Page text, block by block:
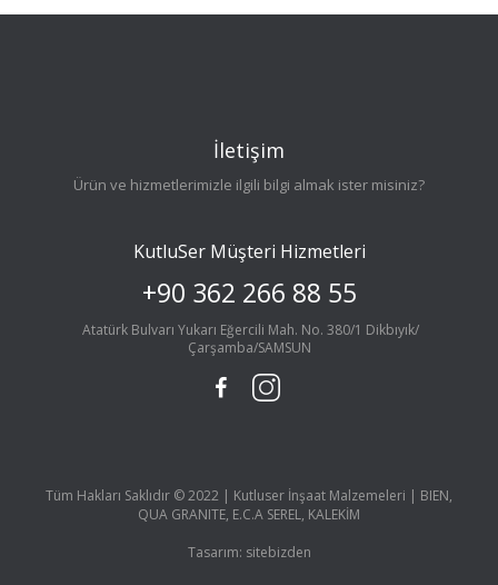
İletişim
Ürün ve hizmetlerimizle ilgili bilgi almak ister misiniz?
KutluSer Müşteri Hizmetleri
+90 362 266 88 55
Atatürk Bulvarı Yukarı Eğercili Mah. No. 380/1 Dikbıyık/
Çarşamba/SAMSUN
Tüm Hakları Saklıdır © 2022 | Kutluser İnşaat Malzemeleri | BIEN,
QUA GRANITE, E.C.A SEREL, KALEKİM
Tasarım: sitebizden